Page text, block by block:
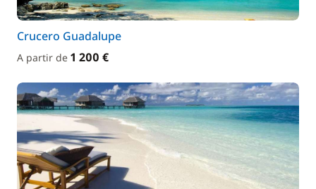
Crucero Guadalupe
A partir de 1 200 €